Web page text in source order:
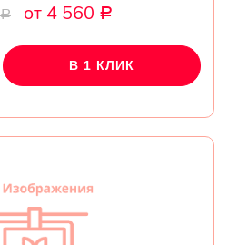
Р от 4 560 Р
В 1 КЛИК